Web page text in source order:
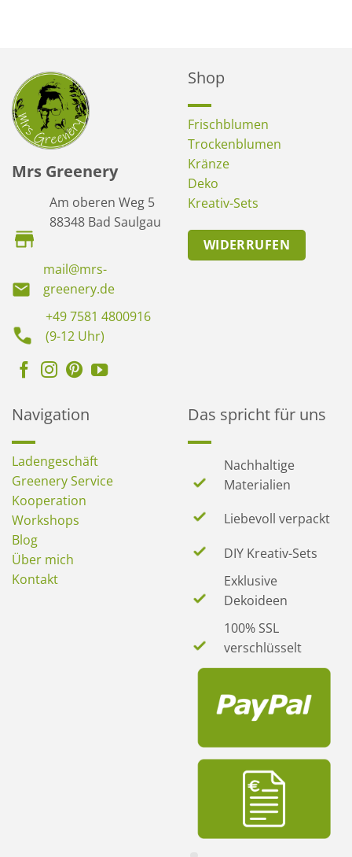
Mrs Greenery
Am oberen Weg 5
88348 Bad Saulgau
mail@mrs-
greenery.de
+49 7581 4800916
(9-12 Uhr)
Shop
Frischblumen
Trockenblumen
Kränze
Deko
Kreativ-Sets
WIDERRUFEN
Navigation
Ladengeschäft
Greenery Service
Kooperation
Workshops
Blog
Über mich
Kontakt
Das spricht für uns
Nachhaltige
Materialien
Liebevoll verpackt
DIY Kreativ-Sets
Exklusive
Dekoideen
100% SSL
verschlüsselt